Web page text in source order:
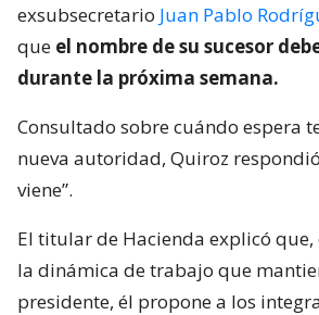
exsubsecretario Juan Pablo
que el nombre de su sucesor
durante la próxima semana.
Consultado sobre cuándo espera
nueva autoridad, Quiroz
viene”.
El titular de Hacienda explicó que,
la dinámica de trabajo que
presidente, él propone a los